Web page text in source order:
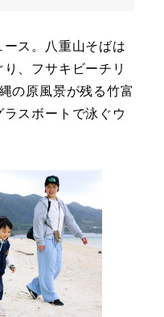
ス。八重山そばは
、フサキビーチリ
の原風景が残る竹富
スボートで泳ぐウ